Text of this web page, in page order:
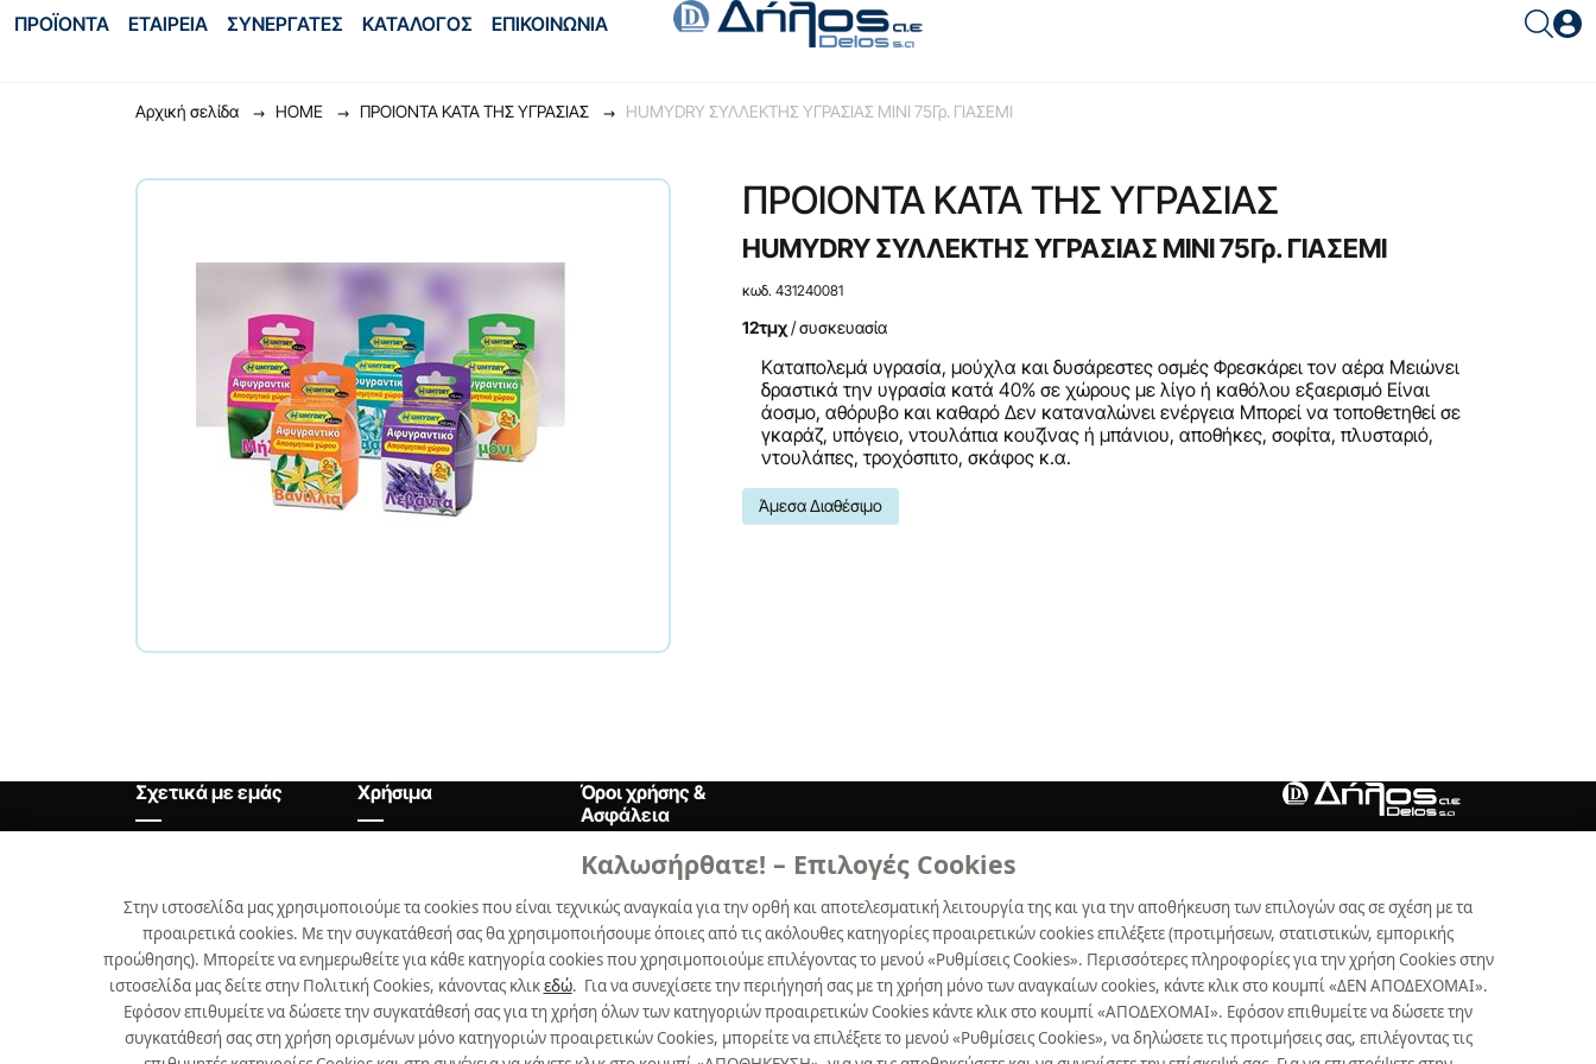
Καλωσήρθατε! – Επιλογές Cookies
Στην ιστοσελίδα μας χρησιμοποιούμε τα cookies που είναι τεχνικώς αναγκαία για την ορθή και αποτελεσματική λειτουργία της και για την αποθήκευση των επιλογών σας σε σχέση με τα
προαιρετικά cookies. Με την συγκατάθεσή σας θα χρησιμοποιήσουμε όποιες από τις ακόλουθες κατηγορίες προαιρετικών cookies επιλέξετε (προτιμήσεων, στατιστικών, εμπορικής
προώθησης). Μπορείτε να ενημερωθείτε για κάθε κατηγορία cookies που χρησιμοποιούμε επιλέγοντας το μενού «Ρυθμίσεις Cookies». Περισσότερες πληροφορίες για την χρήση Cookies στην
ιστοσελίδα μας δείτε στην Πολιτική Cookies, κάνοντας κλικεδώ. Για να συνεχίσετε την περιήγησή σας με τη χρήση μόνο των αναγκαίων cookies, κάντε κλικ στο κουμπί «ΔΕΝ ΑΠΟΔΕΧΟΜΑΙ».
Εφόσον επιθυμείτε να δώσετε την συγκατάθεσή σας για τη χρήση όλων των κατηγοριών προαιρετικών Cookies κάντε κλικ στο κουμπί «ΑΠΟΔΕΧΟΜΑΙ». Εφόσον επιθυμείτε να δώσετε την
συγκατάθεσή σας στη χρήση ορισμένων μόνο κατηγοριών προαιρετικών Cookies, μπορείτε να επιλέξετε το μενού «Ρυθμίσεις Cookies», να δηλώσετε τις προτιμήσεις σας, επιλέγοντας τις
ΠΡΟΪΟΝΤΑ ΕΤΑΙΡΕΙΑ ΣΥΝΕΡΓΑΤΕΣ ΚΑΤΑΛΟΓΟΣ ΕΠΙΚΟΙΝΩΝΙΑ
Αρχική σελίδα HOME ΠΡΟΙΟΝΤΑ ΚΑΤΑ ΤΗΣ ΥΓΡΑΣΙΑΣ HUMYDRY ΣΥΛΛΕΚΤΗΣ ΥΓΡΑΣΙΑΣ MINI 75Γρ. ΓΙΑΣΕΜΙ
ΠΡΟΙΟΝΤΑ ΚΑΤΑ ΤΗΣ ΥΓΡΑΣΙΑΣ
HUMYDRY ΣΥΛΛΕΚΤΗΣ ΥΓΡΑΣΙΑΣ MINI 75Γρ. ΓΙΑΣΕΜΙ
κωδ. 431240081
12τμχ/ συσκευασία
Kαταπολεμά υγρασία, μούχλα και δυσάρεστες οσμές Φρεσκάρει τον αέρα Mειώνει
δραστικά την υγρασία κατά 40% σε χώρους με λίγο ή καθόλου εξαερισμό Eίναι
άοσμο, αθόρυβο και καθαρό Δεν καταναλώνει ενέργεια Mπορεί να τοποθετηθεί σε
γκαράζ, υπόγειο, ντουλάπια κουζίνας ή μπάνιου, αποθήκες, σοφίτα, πλυσταριό,
ντουλάπες, τροχόσπιτο, σκάφος κ.α.
Άμεσα Διαθέσιμο
Σχετικά με εμάς
Προϊόντα
Επικοινωνία
Νέα
Χρήσιμα
Χρήσιμα
Όροι χρήσης &
Ασφάλεια
Όροι Xρήσης
Δήλωση Aπορρήτου
Πολιτική Cookies
Προτιμήσεις Cookies